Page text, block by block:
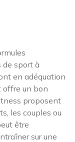
de sport à
en adéquation
offre un bon
proposent
les couples ou
être
sur une